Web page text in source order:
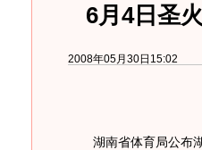
6月4日圣
2008年05月30日15:02
湖南省体育局公布湖